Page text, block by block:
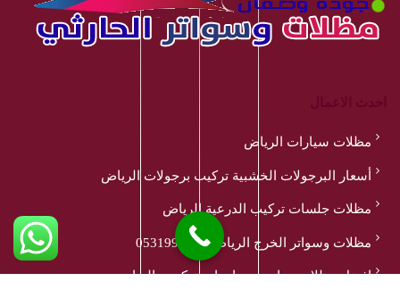
مظلات سيارات الرياض
أسعار البرجولات الخشبية تركيب برجولات الرياض
مظلات جلسات تركيب الدرعية الرياض
مظلات وسواتر الخرج الرياض 0531997663
افضل مظلات مدارس وجامعات تركيب بالرياض